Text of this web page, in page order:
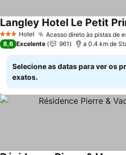
3 EstrelasHotel Acesso direto às pistas de
Langley Hotel Le Petit
8,6 Excelente 961 a 0.4 km de
Selecione as datas para ver os
exatos.